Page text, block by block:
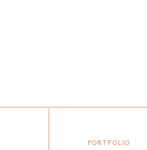
PORTFOLIO